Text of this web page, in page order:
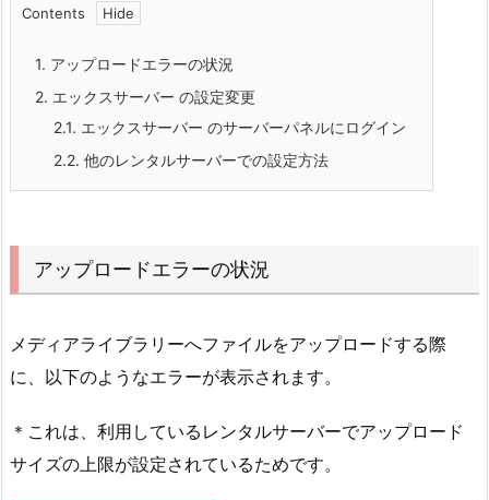
Contents
1. アップロードエラーの状況
2. エックスサーバー の設定変更
2.1. エックスサーバー のサーバーパネルにログイン
2.2. 他のレンタルサーバーでの設定方法
アップロードエラーの状況
メディアライブラリーへファイルをアップロードする際
に、以下のようなエラーが表示されます。
＊これは、利用しているレンタルサーバーでアップロード
サイズの上限が設定されているためです。